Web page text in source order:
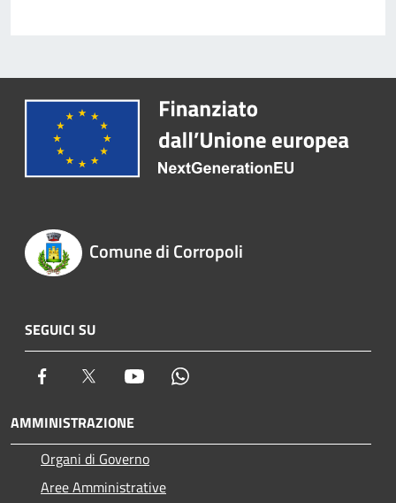
Comune di Corropoli
SEGUICI SU
Facebook Twitter Youtube
AMMINISTRAZIONE
Organi di Governo
Aree Amministrative